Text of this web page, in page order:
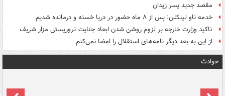
مقصد جدید پسر زیدان
خدمه ناو لینکلن: پس از ۸ ماه حضور در دریا خسته و درمانده‌ شدیم
تاکید وزارت خارجه بر لزوم روشن شدن ابعاد جنایت تروریستی مزار شریف
از این به بعد دیگر نامه‌های استقلال را امضا نمی‌کنم
حوادث